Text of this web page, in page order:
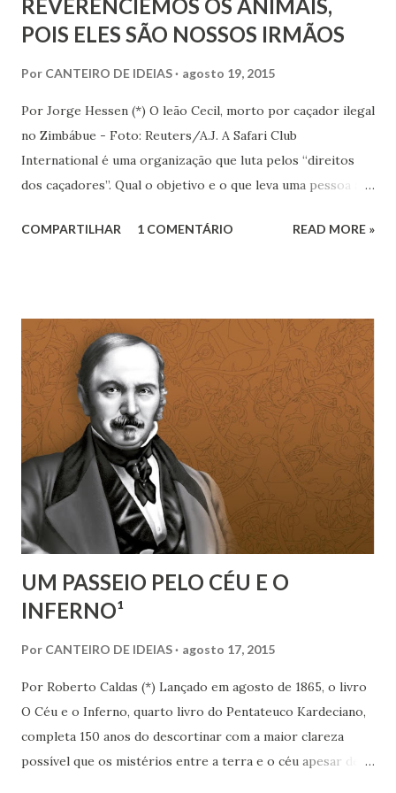
REVERENCIEMOS OS ANIMAIS,
POIS ELES SÃO NOSSOS IRMÃOS
Por CANTEIRO DE IDEIAS agosto 19, 2015
Por Jorge Hessen (*) O leão Cecil, morto por caçador ilegal
no Zimbábue - Foto: Reuters/A.J. A Safari Club
International é uma organização que luta pelos “direitos
dos caçadores”. Qual o objetivo e o que leva uma pessoa a
apenas uma demonstração de poder e prestígio? Isso é
paradoxo entre caça “esportiva” e as caça para
sobrevivência. Os nativos caçam animais por necessidade de
alimentação. Portanto, há uma brutal diferença para
caçadores que chegam a pagar US$55 mil dólares para
matar um animal da selva meramente por prazer. [1]
COMPARTILHAR 1 COMENTÁRIO READ MORE »
UM PASSEIO PELO CÉU E O
INFERNO¹
Por CANTEIRO DE IDEIAS agosto 17, 2015
Por Roberto Caldas (*) Lançado em agosto de 1865, o livro
O Céu e o Inferno, quarto livro do Pentateuco Kardeciano,
completa 150 anos do descortinar com a maior clareza
possível que os mistérios entre a terra e o céu apesar de